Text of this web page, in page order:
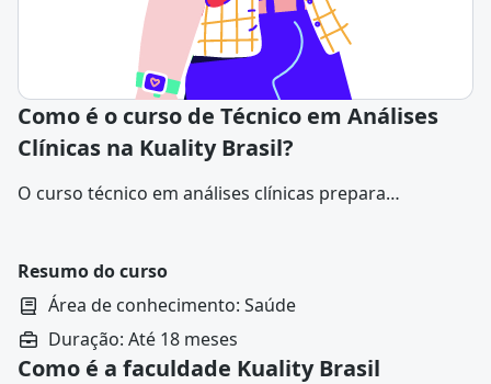
Como é o curso de Técnico em Análises
Clínicas na Kuality Brasil?
O curso técnico em análises clínicas prepara
diagnóstico e monitoramento de doenças.
Resumo do curso
Área de conhecimento: Saúde
Duração: Até 18 meses
Como é a faculdade Kuality Brasil